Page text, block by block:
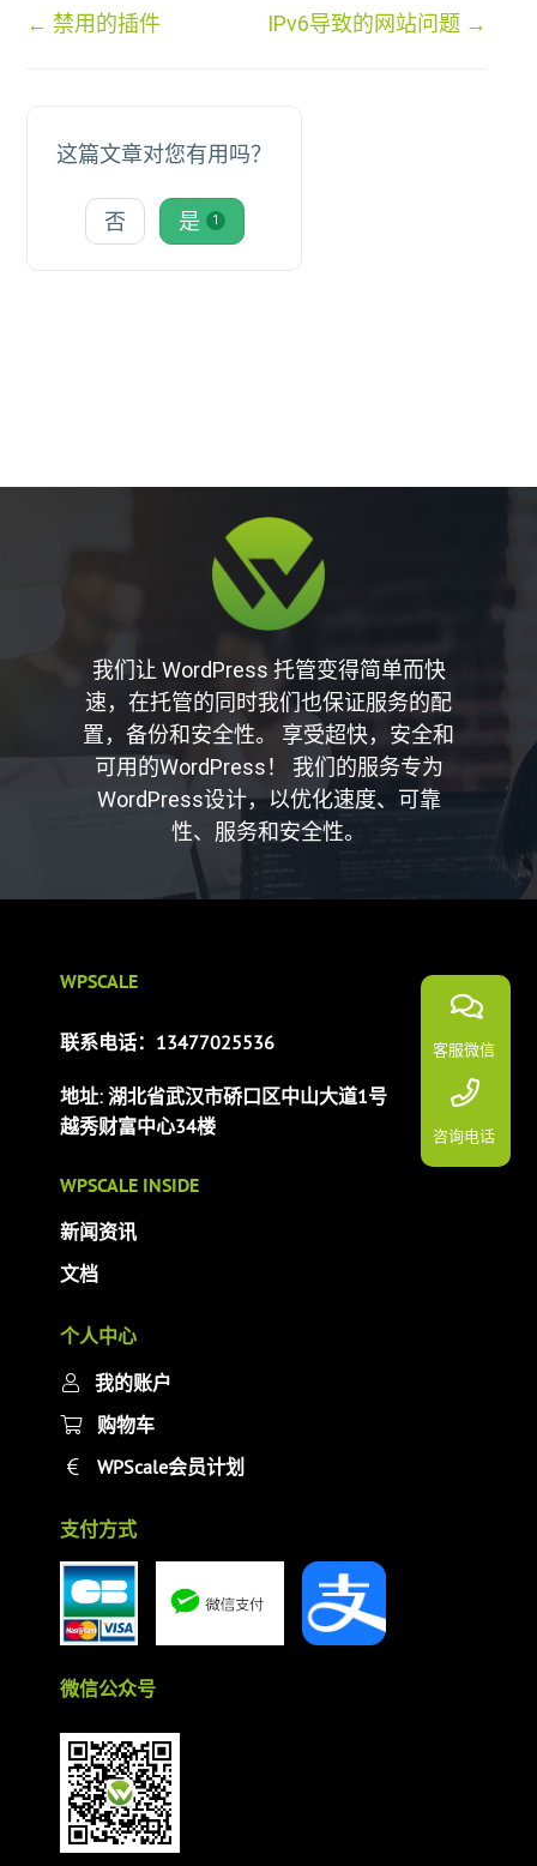
客服微信
咨询电话
文
← 禁用的插件 IPv6导致的网站问题 →
这篇文章对您有用吗？
否 是 1
我们让 WordPress 托管变得简单而快
速，在托管的同时我们也保证服务的配
置，备份和安全性。 享受超快，安全和
可用的WordPress！ 我们的服务专为
WordPress设计，以优化速度、可靠
性、服务和安全性。
WPSCALE
联系电话：13477025536
地址: 湖北省武汉市硚口区中山大道1号
越秀财富中心34楼
WPSCALE INSIDE
新闻资讯
文档
个人中心
我的账户
购物车
WPScale会员计划
支付方式
微信公众号